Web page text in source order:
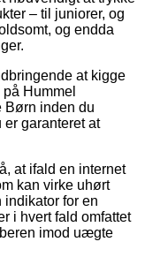
– til juniorer, og
og endda
at kigge
Hummel
Børn inden du
garanteret at
at ifald en internet
kan virke uhørt
for en
i hvert fald omfattet
imod uægte